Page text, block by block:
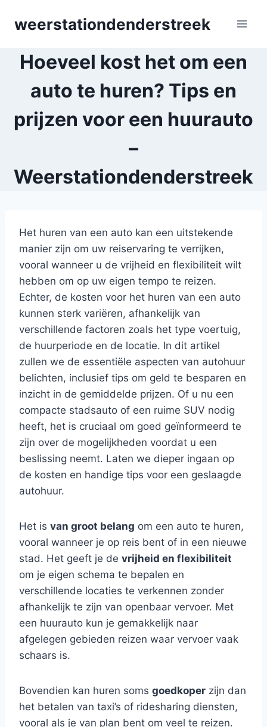
weerstationdenderstreek
Hoeveel kost het om een
auto te huren? Tips en
prijzen voor een huurauto
–
Weerstationdenderstreek
Het huren van een auto kan een uitstekende
manier zijn om uw reiservaring te verrijken,
vooral wanneer u de vrijheid en flexibiliteit wilt
hebben om op uw eigen tempo te reizen.
Echter, de kosten voor het huren van een auto
kunnen sterk variëren, afhankelijk van
verschillende factoren zoals het type voertuig,
de huurperiode en de locatie. In dit artikel
zullen we de essentiële aspecten van autohuur
belichten, inclusief tips om geld te besparen en
inzicht in de gemiddelde prijzen. Of u nu een
compacte stadsauto of een ruime SUV nodig
heeft, het is cruciaal om goed geïnformeerd te
zijn over de mogelijkheden voordat u een
beslissing neemt. Laten we dieper ingaan op
de kosten en handige tips voor een geslaagde
autohuur.
Het is van groot belang om een auto te huren,
vooral wanneer je op reis bent of in een nieuwe
stad. Het geeft je de vrijheid en flexibiliteit
om je eigen schema te bepalen en
verschillende locaties te verkennen zonder
afhankelijk te zijn van openbaar vervoer. Met
een huurauto kun je gemakkelijk naar
afgelegen gebieden reizen waar vervoer vaak
schaars is.
Bovendien kan huren soms goedkoper zijn dan
het betalen van taxi’s of ridesharing diensten,
vooral als je van plan bent om veel te reizen.